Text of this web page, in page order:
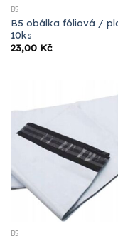
B5
B5 obálka fóliová /
10ks
23,00 Kč
B5